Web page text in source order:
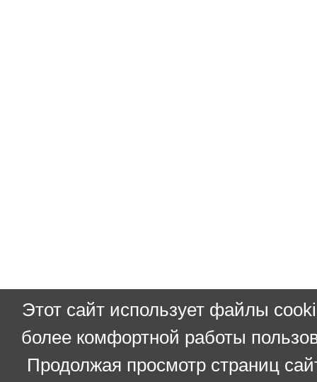
Этот сайт использует файлы
более комфортной работы
Продолжая просмотр страниц